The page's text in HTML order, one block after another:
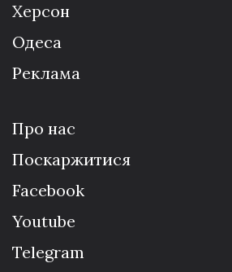
Херсон
Одеса
Реклама
Про нас
Поскаржитися
Facebook
Youtube
Telegram